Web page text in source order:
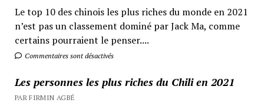
Le top 10 des chinois les plus riches du monde en 2021
n’est pas un classement dominé par Jack Ma, comme
certains pourraient le penser....
Commentaires sont désactivés
Les personnes les plus riches du Chili en 2021
PAR FIRMIN AGBÉ